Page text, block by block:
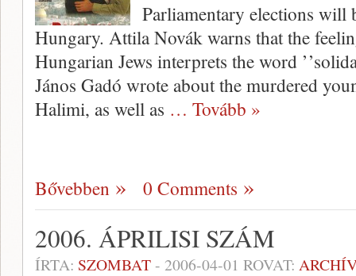
Parliamentary elections will
Hungary. Attila Novák warns that the
Hungarian Jews interprets the word
János Gadó wrote about the murdered
Halimi, as well as … Tovább »
Bővebben 0 Comments
2006. ÁPRILISI SZÁM
ÍRTA: SZOMBAT- 2006-04-01 ROVAT: